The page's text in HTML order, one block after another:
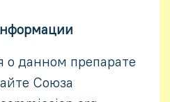
о данном препарате
Союза